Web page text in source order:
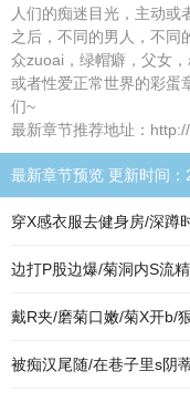
人们的痴迷目光，主动或
之后，不同的男人，不同
众zuoai，绿帽癖，父女
或者性爱正常世界的彩蛋
们~
最新章节推荐地址：
最新章节预览 更新时间
穿X感衣服去健身房/深蹲
边打P股边爆/菊洞内S流
戴R夹/磨菊口嫩/菊X开b/
被痴汉尾随/在巷子里s阴